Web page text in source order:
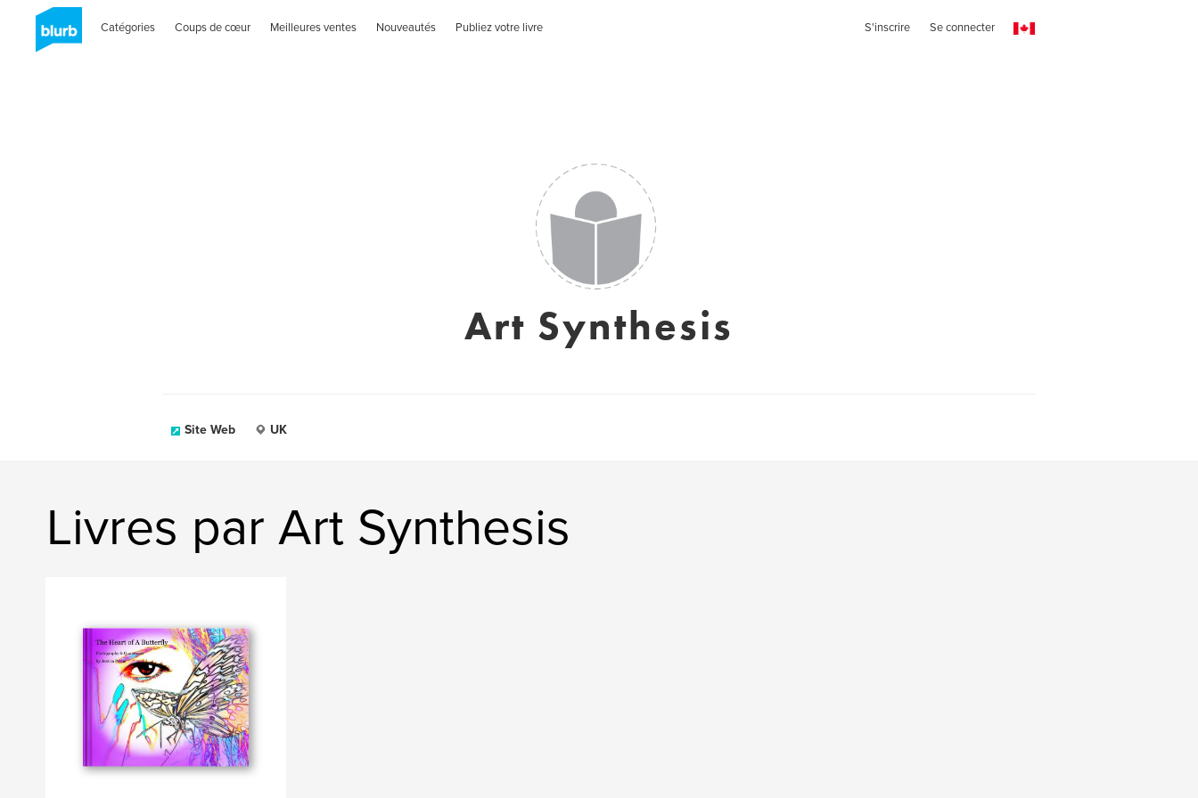
Catégories Coups de cœur Meilleures ventes Nouveautés Publiez votre livre S'inscrire Se connecter
Art Synthesis
Site Web UK
Livres par Art Synthesis